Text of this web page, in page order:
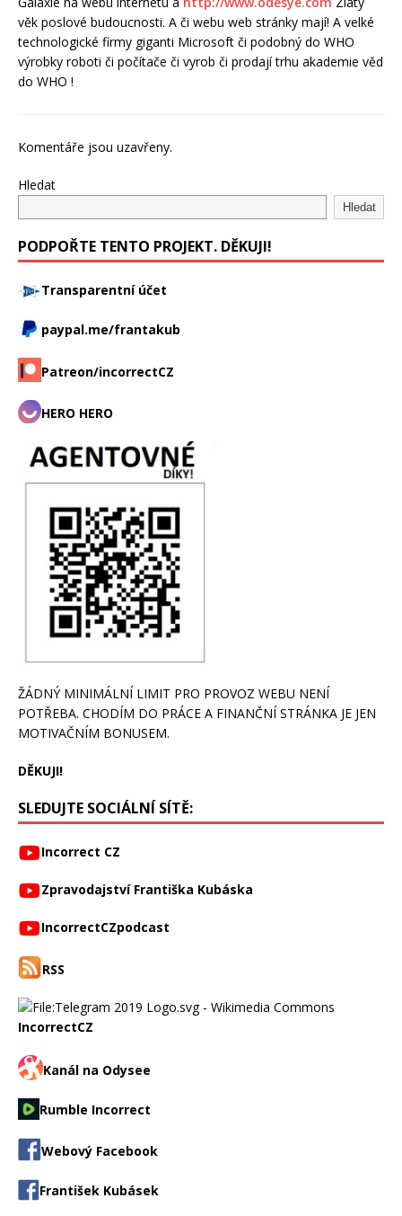
věk poslové budoucnosti. A či webu web stránky mají! A velké
technologické firmy giganti Microsoft či podobný do WHO
výrobky roboti či počítače či vyrob či prodají trhu akademie věd
do WHO !
Komentáře jsou uzavřeny.
Hledat
Hledat
PODPOŘTE TENTO PROJEKT. DĚKUJI!
Transparentní účet
paypal.me/frantakub
Patreon/incorrectCZ
HERO HERO
ŽÁDNÝ MINIMÁLNÍ LIMIT PRO PROVOZ WEBU NENÍ
POTŘEBA. CHODÍM DO PRÁCE A FINANČNÍ STRÁNKA JE JEN
MOTIVAČNÍM BONUSEM.
DĚKUJI!
SLEDUJTE SOCIÁLNÍ SÍTĚ:
Incorrect CZ
Zpravodajství Františka Kubáska
IncorrectCZpodcast
RSS
IncorrectCZ
Kanál na Odysee
Rumble Incorrect
Webový Facebook
František Kubásek